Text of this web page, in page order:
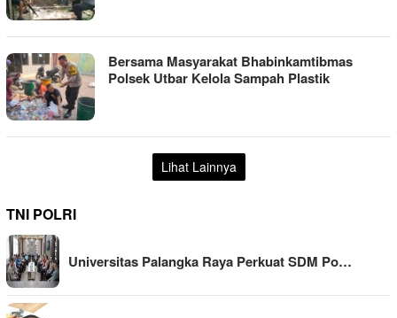
Bersama Masyarakat Bhabinkamtibmas
Polsek Utbar Kelola Sampah Plastik
Lihat Lainnya
TNI POLRI
Universitas Palangka Raya Perkuat SDM Po…